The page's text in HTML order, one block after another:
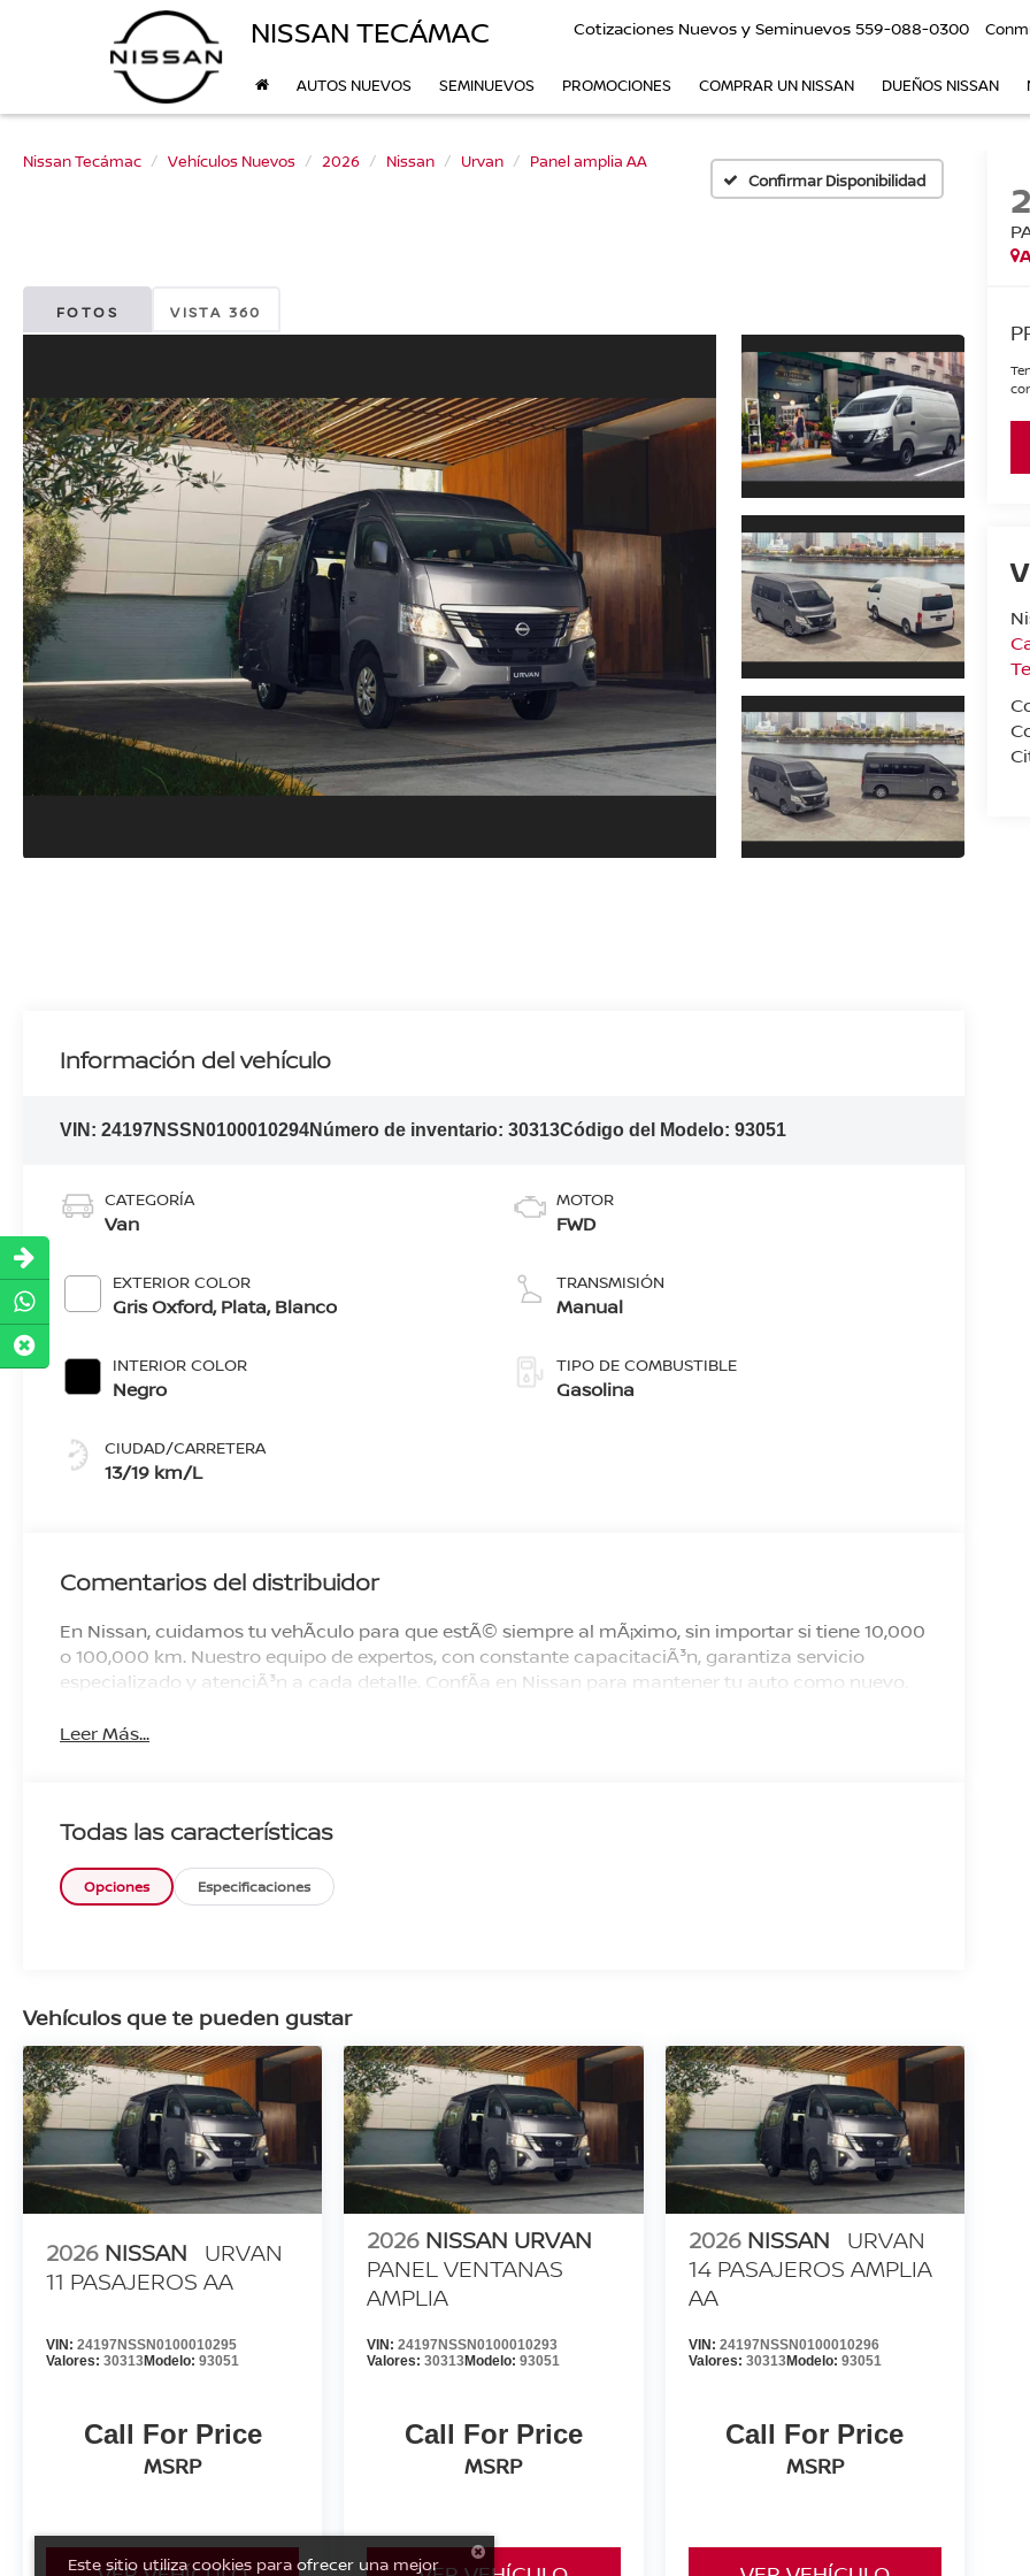
NISSAN TECÁMAC Cotizaciones Nuevos y Seminuevos 559-088-0300
AUTOS NUEVOS SEMINUEVOS PROMOCIONES COMPRAR UN NISSAN DUEÑOS NISSAN
Nissan Tecámac Vehículos Nuevos 2026 Nissan Urvan
Panel amplia AA
Confirmar Disponibilidad
FOTOS VISTA 360
Información del vehículo
VIN:24197NSSN0100010294Número de inventario:30313Código del Modelo:93051
CATEGORÍA
Van
EXTERIOR COLOR
Gris Oxford, Plata, Blanco
INTERIOR COLOR
Negro
CIUDAD/CARRETERA
13/19 km/L
MOTOR
FWD
TRANSMISIÓN
Manual
TIPO DE COMBUSTIBLE
Gasolina
Comentarios del distribuidor
En Nissan, cuidamos tu vehÃ­culo para que estÃ© siempre al mÃ¡ximo, sin importar si tiene 10,000
o 100,000 km. Nuestro equipo de expertos, con constante capacitaciÃ³n, garantiza servicio
especializado y atenciÃ³n a cada detalle. ConfÃ­a en Nissan para mantener tu auto como nuevo.
Leer Más...
Todas las características
Opciones Especificaciones
Vehículos que te pueden gustar
2026 NISSAN
URVAN
11 PASAJEROS AA
VIN: 24197NSSN0100010295
Valores: 30313Modelo: 93051
Call For Price
MSRP
2026 NISSAN URVAN
PANEL VENTANAS
AMPLIA
VIN:24197NSSN0100010293
Valores:30313Modelo:93051
Call For Price
MSRP
2026 NISSAN
URVAN
14 PASAJEROS AMPLIA
AA
VIN: 24197NSSN0100010296
Valores: 30313Modelo: 93051
Call For Price
MSRP
Este sitio utiliza cookies para ofrecer una mejor